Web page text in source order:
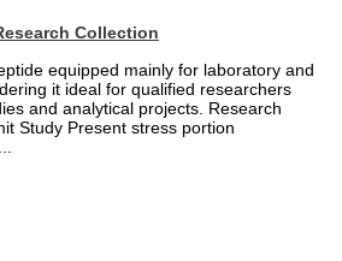
Collection
equipped mainly for laboratory and
it ideal for qualified researchers
and analytical projects. Research
Study Present stress portion